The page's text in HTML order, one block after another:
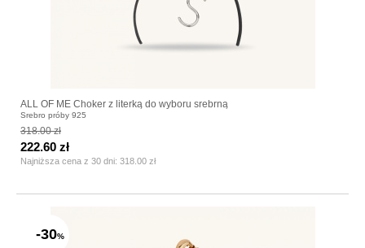
ALL OF ME Choker z literką do wyboru srebrną
Srebro próby 925
318.00 zł
Najniższa cena z 30 dni: 318.00 zł
222.60 zł
-30%